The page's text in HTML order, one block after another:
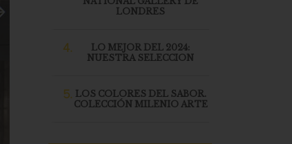
LONDRES
4.
LO MEJOR DEL 2024:
NUESTRA SELECCION
5. LOS COLORES DEL SABOR.
COLECCIÓN MILENIO ARTE